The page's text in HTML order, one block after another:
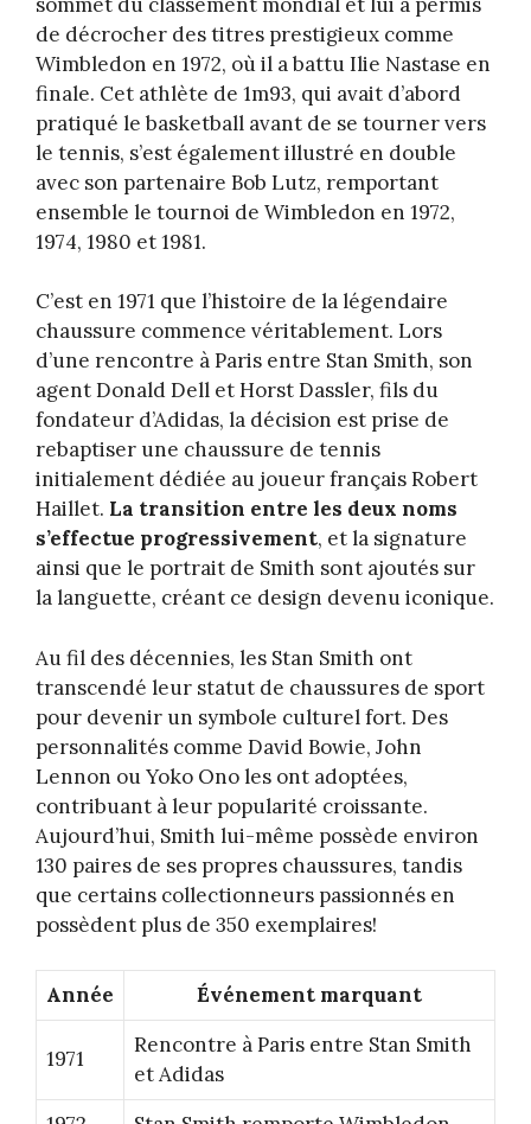
de décrocher des titres prestigieux comme
Wimbledon en 1972, où il a battu Ilie Nastase en
finale. Cet athlète de 1m93, qui avait d’abord
pratiqué le basketball avant de se tourner vers
le tennis, s’est également illustré en double
avec son partenaire Bob Lutz, remportant
ensemble le tournoi de Wimbledon en 1972,
1974, 1980 et 1981.
C’est en 1971 que l’histoire de la légendaire
chaussure commence véritablement. Lors
d’une rencontre à Paris entre Stan Smith, son
agent Donald Dell et Horst Dassler, fils du
fondateur d’Adidas, la décision est prise de
rebaptiser une chaussure de tennis
initialement dédiée au joueur français Robert
Haillet. La transition entre les deux noms
s’effectue progressivement, et la signature
ainsi que le portrait de Smith sont ajoutés sur
la languette, créant ce design devenu iconique.
Au fil des décennies, les Stan Smith ont
transcendé leur statut de chaussures de sport
pour devenir un symbole culturel fort. Des
personnalités comme David Bowie, John
Lennon ou Yoko Ono les ont adoptées,
contribuant à leur popularité croissante.
Aujourd’hui, Smith lui-même possède environ
130 paires de ses propres chaussures, tandis
que certains collectionneurs passionnés en
possèdent plus de 350 exemplaires!
Année Événement marquant
1971
Rencontre à Paris entre Stan Smith
et Adidas